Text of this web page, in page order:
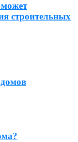
строительных